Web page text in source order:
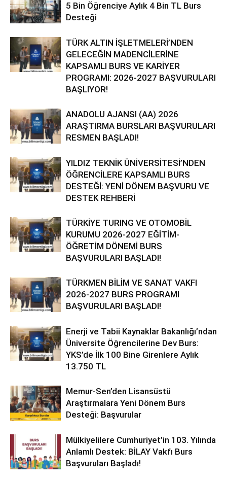
5 Bin Öğrenciye Aylık 4 Bin TL Burs
Desteği
TÜRK ALTIN İŞLETMELERİ’NDEN
GELECEĞİN MADENCİLERİNE
KAPSAMLI BURS VE KARİYER
PROGRAMI: 2026-2027 BAŞVURULARI
BAŞLIYOR!
ANADOLU AJANSI (AA) 2026
ARAŞTIRMA BURSLARI BAŞVURULARI
RESMEN BAŞLADI!
YILDIZ TEKNİK ÜNİVERSİTESİ’NDEN
ÖĞRENCİLERE KAPSAMLI BURS
DESTEĞİ: YENİ DÖNEM BAŞVURU VE
DESTEK REHBERİ
TÜRKİYE TURING VE OTOMOBİL
KURUMU 2026-2027 EĞİTİM-
ÖĞRETİM DÖNEMİ BURS
BAŞVURULARI BAŞLADI!
TÜRKMEN BİLİM VE SANAT VAKFI
2026-2027 BURS PROGRAMI
BAŞVURULARI BAŞLADI!
Enerji ve Tabii Kaynaklar Bakanlığı’ndan
Üniversite Öğrencilerine Dev Burs:
YKS’de İlk 100 Bine Girenlere Aylık
13.750 TL
Memur-Sen’den Lisansüstü
Araştırmalara Yeni Dönem Burs
Desteği: Başvurular
Mülkiyelilere Cumhuriyet’in 103. Yılında
Anlamlı Destek: BİLAY Vakfı Burs
Başvuruları Başladı!